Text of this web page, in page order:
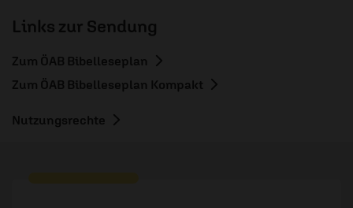
Links zur Sendung
Zum ÖAB Bibelleseplan
Zum ÖAB Bibelleseplan Kompakt
Nutzungsrechte